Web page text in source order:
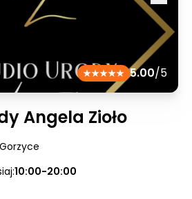
5.00/5
Angela Zioło
10:00-20:00